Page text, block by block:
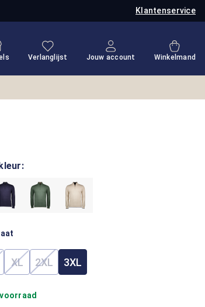
Klantenservice
Je hebt 0 items op je verlanglijstje
Verlanglijst Jouw account Winkelmand
is momenteel niet beschikbaar.)
optie is momenteel niet beschikbaar.)
XL(Deze optie is momenteel niet beschikbaar.)
2XL(Deze optie is momenteel niet
3XL